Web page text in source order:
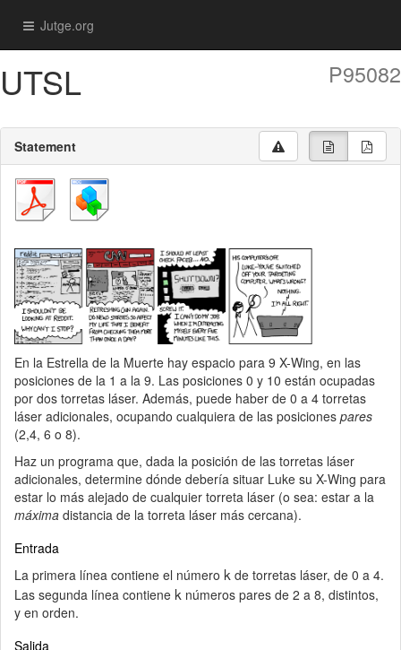
Jutge.org
UTSL P95082
Statement
En la Estrella de la Muerte hay espacio para 9 X-Wing, en las
posiciones de la 1 a la 9. Las posiciones 0 y 10 están ocupadas
por dos torretas láser. Además, puede haber de 0 a 4 torretas
láser adicionales, ocupando cualquiera de las posiciones pares
(2,4, 6 o 8).
Haz un programa que, dada la posición de las torretas láser
adicionales, determine dónde debería situar Luke su X-Wing para
estar lo más alejado de cualquier torreta láser (o sea: estar a la
máxima distancia de la torreta láser más cercana).
Entrada
La primera línea contiene el número k de torretas láser, de 0 a 4.
Las segunda línea contiene k números pares de 2 a 8, distintos,
y en orden.
Salida